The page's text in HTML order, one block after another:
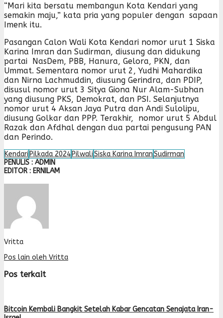
“Mari kita bersatu membangun Kota Kendari yang
semakin maju,” kata pria yang populer dengan sapaan
Imenk itu.
Pasangan Calon Wali Kota Kendari nomor urut 1 Siska
Karina Imran dan Sudirman, diusung dan didukung
partai NasDem, PBB, Hanura, Gelora, PKN, dan
Ummat. Sementara nomor urut 2, Yudhi Mahardika
dan Nirna Lachmuddin, diusung Gerindra, dan PDIP,
disusul nomor urut 3 Sitya Giona Nur Alam-Subhan
yang diusung PKS, Demokrat, dan PSI. Selanjutnya
nomor urut 4 Aksan Jaya Putra dan Andi Sulolipu,
diusung Golkar dan PPP. Terakhir, nomor urut 5 Abdul
Razak dan Afdhal dengan dua partai pengusung PAN
dan Perindo.
Kendari Pilkada 2024 PilwaliSiska Karina ImranSudirman
PENULIS : ADMIN
EDITOR : ERNILAM
Vritta
Pos lain oleh Vritta
Pos terkait
Bitcoin Kembali Bangkit Setelah Kabar Gencatan Senajata Iran-